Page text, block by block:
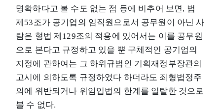
명확하다고 볼 수도 없는 점 등에 비추어 보면, 법
제53조가 공기업의 임직원으로서 공무원이 아닌 사
람은 형법 제129조의 적용에 있어서는 이를 공무원
으로 본다고 규정하고 있을 뿐 구체적인 공기업의
지정에 관하여는 그 하위규범인 기획재정부장관의
고시에 의하도록 규정하였다 하더라도 죄형법정주
의에 위반되거나 위임입법의 한계를 일탈한 것으로
볼 수 없다.